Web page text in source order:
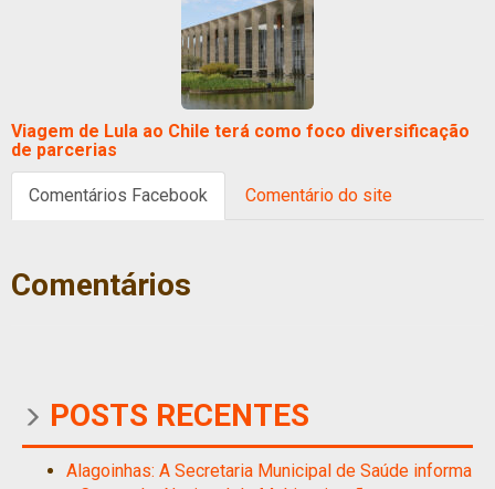
Viagem de Lula ao Chile terá como foco diversificação
de parcerias
Comentários Facebook Comentário do site
Comentários
POSTS RECENTES
Alagoinhas: A Secretaria Municipal de Saúde informa